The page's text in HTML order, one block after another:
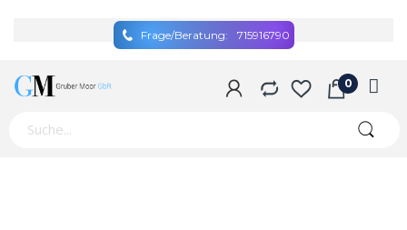
Frage/Beratung: 715916790